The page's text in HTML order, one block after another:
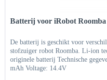
Batterij voor iRobot Roomba
De batterij is geschikt voor
stofzuiger robot Roomba. Li-ion
originele batterij Technische
mAh Voltage: 14.4V